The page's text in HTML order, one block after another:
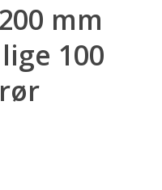
mm
100